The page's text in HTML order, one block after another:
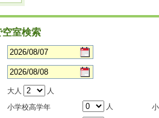
空室検索
大人
人
小学校高学年
人